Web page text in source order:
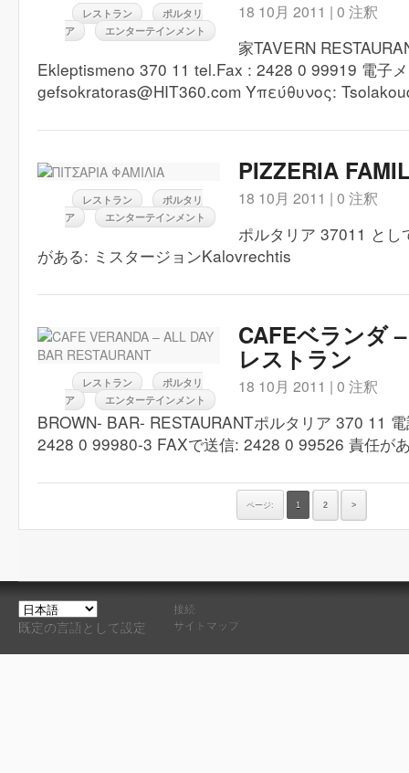
レストラン
ポルタリ
ア
エンターテインメント
18 10月 2011 | 0 注釈
家TAVERN
Ekleptismeno 370 11 tel.Fax : 2428 0 99919 電子
gefsokratoras@HIT360.com Υπεύθυνος:
レストラン
ポルタリ
ア
エンターテインメント
PIZZERIA
18 10月 2011 | 0 注釈
ポルタリア 37011 と
がある: ミスタージョンKalovrechtis
レストラン
ポルタリ
ア
エンターテインメント
CAFEベランダ
レストラン
18 10月 2011 | 0 注釈
BROWN- BAR- RESTAURANTポルタリア 370 11
2428 0 99980-3 FAXで送信: 2428 0 99526 責任が
ページ: 1 2 >
既定の言語として設定
接続
サイトマップ